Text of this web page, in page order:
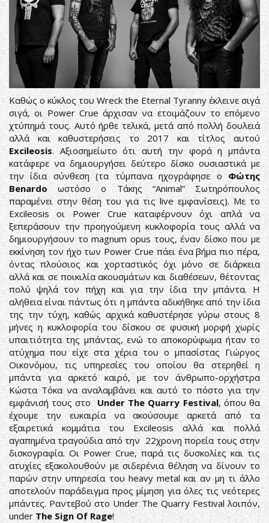
Καθώς ο κύκλος του Wreck the Eternal Tyranny έκλεινε σιγά
σιγά, οι Power Crue άρχισαν να ετοιμάζουν το επόμενο
χτύπημά τους. Αυτό ήρθε τελικά, μετά από πολλή δουλειά
αλλά και καθυστερήσεις το 2017 και τίτλος αυτού
Excileosis. Αξιοσημείωτο ότι αυτή την φορά η μπάντα
κατάφερε να δημιουργήσει δεύτερο δίσκο ουσιαστικά με
την ίδια σύνθεση (τα τύμπανα ηχογράφησε οΦώτης
Benardoωστόσο ο Τάκης “Animal” Σωτηρόπουλος
παραμένει στην θέση του για τις live εμφανίσεις). Με το
Excileosis οι Power Crue καταφέρνουν όχι απλά να
ξεπεράσουν την προηγούμενη κυκλοφορία τους αλλά να
δημιουργήσουν το magnum opus τους, έναν δίσκο που με
εκκίνηση τον ήχο των Power Crue πάει ένα βήμα πιο πέρα,
όντας πλούσιος και χορταστικός όχι μόνο σε διάρκεια
αλλά και σε ποικιλία ακουσμάτων και διαθέσεων, θέτοντας
πολύ ψηλά τον πήχη και για την ίδια την μπάντα. Η
αλήθεια είναι πάντως ότι η μπάντα αδικήθηκε από την ίδια
της την τύχη, καθώς αρχικά καθυστέρησε γύρω στους 8
μήνες η κυκλοφορία του δίσκου σε φυσική μορφή χωρίς
υπαιτιότητα της μπάντας, ενώ το αποκορύφωμα ήταν το
ατύχημα που είχε στα χέρια του ο μπασίστας Γιώργος
Οικονόμου, τις υπηρεσίες του οποίου θα στερηθεί η
μπάντα για αρκετό καιρό, με τον άνθρωπο-ορχήστρα
Κώστα Τόκα να αναλαμβάνει και αυτό το πόστο για την
εμφάνισή τους στοUnder The Quarry Festival, όπου θα
έχουμε την ευκαιρία να ακούσουμε αρκετά από τα
εξαιρετικά κομμάτια του Excileosis αλλά και πολλά
αγαπημένα τραγούδια από την 22χρονη πορεία τους στην
δισκογραφία. Οι Power Crue, παρά τις δυσκολίες και τις
ατυχίες εξακολουθούν με σιδερένια θέληση να δίνουν το
παρών στην υπηρεσία του heavy metal και αν μη τι άλλο
αποτελούν παράδειγμα προς μίμηση για όλες τις νεότερες
μπάντες. Ραντεβού στο Under The Quarry Festival λοιπόν,
under The Sign Of Rage!